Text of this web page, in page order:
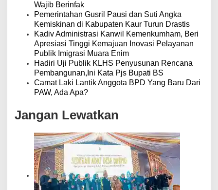
Wajib Berinfak
Pemerintahan Gusril Pausi dan Suti Angka
Kemiskinan di Kabupaten Kaur Turun Drastis
Kadiv Administrasi Kanwil Kemenkumham, Beri
Apresiasi Tinggi Kemajuan Inovasi Pelayanan
Publik Imigrasi Muara Enim
Hadiri Uji Publik KLHS Penyusunan Rencana
Pembangunan,Ini Kata Pjs Bupati BS
Camat Laki Lantik Anggota BPD Yang Baru Dari
PAW, Ada Apa?
Jangan Lewatkan